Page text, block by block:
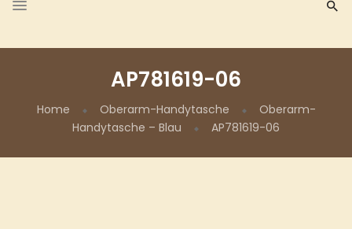
AP781619-06
Home Oberarm-Handytasche
Oberarm-
Handytasche – Blau
AP781619-06